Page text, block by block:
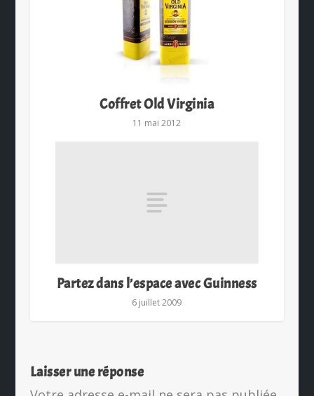
Coffret Old Virginia
11 mai 2012
Partez dans l’espace avec Guinness
6 juillet 2009
Laisser une réponse